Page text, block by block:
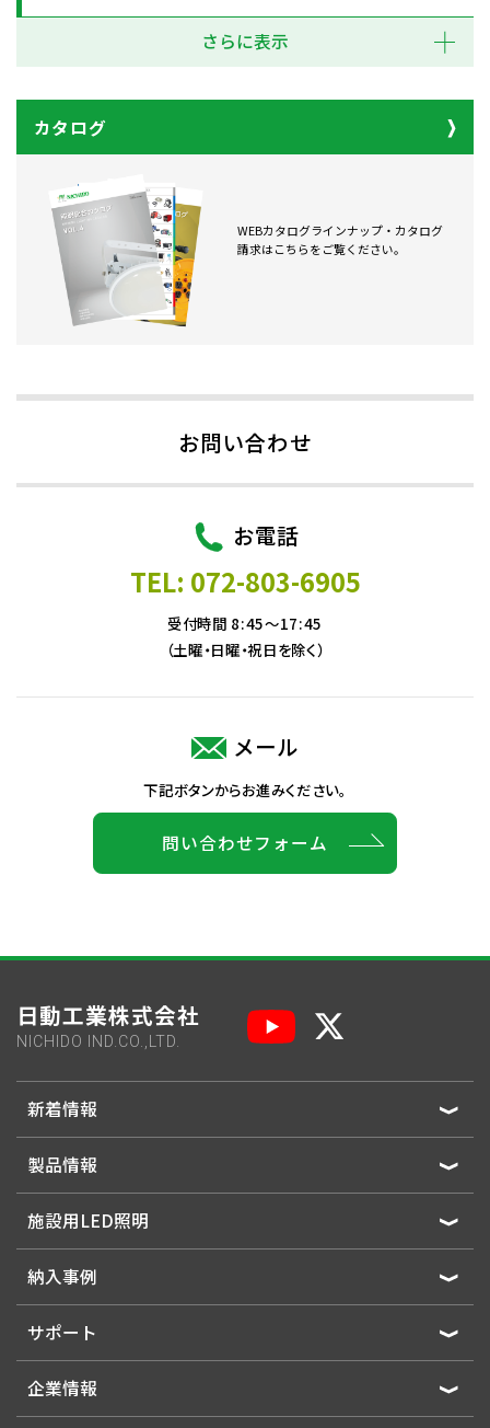
さらに表示
カタログ
WEBカタログラインナップ・カタログ
請求はこちらをご覧ください。
お問い合わせ
お電話
TEL: 072-803-6905
受付時間 8:45～17:45
（土曜・日曜・祝日を除く）
メール
下記ボタンからお進みください。
問い合わせフォーム
日動工業株式会社
NICHIDO IND.CO.,LTD.
新着情報
製品情報
施設用LED照明
納入事例
サポート
企業情報